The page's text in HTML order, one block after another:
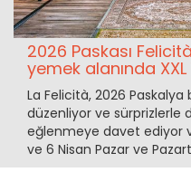
2026 Paskası
yemek alanında
La Felicità, 2026
düzenliyor ve sürprizlerle
eğlenmeye davet ediyor
ve 6 Nisan Pazar ve